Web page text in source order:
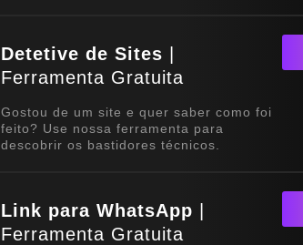
Detetive de Sites |
Ferramenta Gratuita
Gostou de um site e quer saber como foi
feito? Use nossa ferramenta para
descobrir os bastidores técnicos.
Link para WhatsApp |
Ferramenta Gratuita